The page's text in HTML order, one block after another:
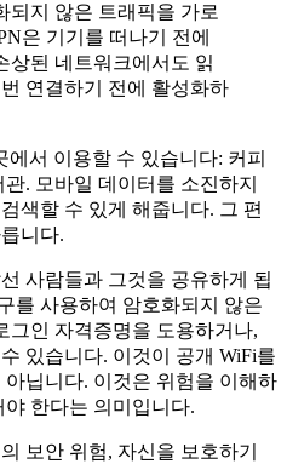
되지 않은 트래픽을 가로
은 기기를 떠나기 전에
상된 네트워크에서도 읽
연결하기 전에 활성화하
서 이용할 수 있습니다: 커피
. 모바일 데이터를 소진하지
색할 수 있게 해줍니다. 그 편
니다.
사람들과 그것을 공유하게 됩
를 사용하여 암호화되지 않은
그인 자격증명을 도용하거나,
있습니다. 이것이 공개 WiFi를
닙니다. 이것은 위험을 이해하
한다는 의미입니다.
보안 위험, 자신을 보호하기